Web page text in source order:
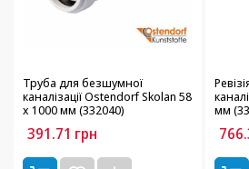
Труба для безшумної
каналізації Ostendorf Skolan 58
х 1000 мм (332040)
391.71 грн
мм